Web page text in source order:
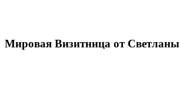
Мировая Визитница от Светланы